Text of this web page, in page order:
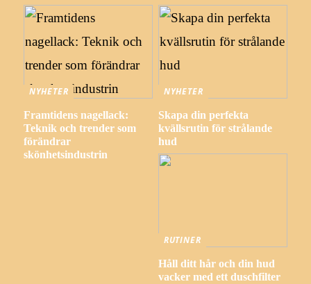
NYHETER
Framtidens nagellack:
Teknik och trender som
förändrar
skönhetsindustrin
NYHETER
Skapa din perfekta
kvällsrutin för strålande
hud
RUTINER
Håll ditt hår och din hud
vacker med ett duschfilter